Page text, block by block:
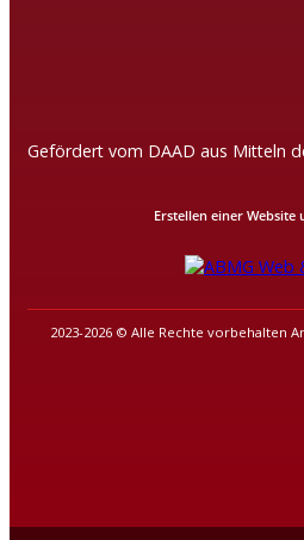
Gefördert vom DAAD aus Mitteln
2023-2026 © Alle Rechte vorbehalten
Erstellen einer Website